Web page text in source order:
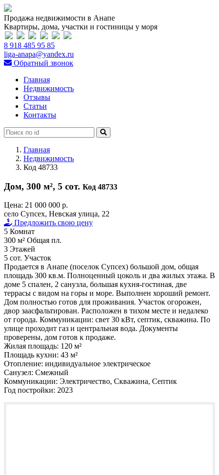
Продажа недвижимости в Анапе
Квартиры, дома, участки и гостиницы у моря
8 918 485 95 85
liga-anapa@yandex.ru
Обратный звонок
Главная
Недвижимость
Отзывы
Статьи
Контакты
Главная
Недвижимость
Код 48733
Дом, 300 м², 5 сот. Код 48733
Цена: 21 000 000 р.
село Супсех, Невская улица, 22
Предложить свою цену
5 Комнат
300 м² Общая пл.
3 Этажей
5 сот. Участок
Продается в Анапе (поселок Супсех) большой дом, общая
площадь 300 кв.м. Полноценный цоколь и два жилых этажа. В
доме 5 спален, 2 санузла, большая кухня-гостиная, две
террасы с видом на горы и море. Выполнен хороший ремонт.
Дом полностью готов для проживания. Участок огорожен,
двор заасфальтирован. Расположен в тихом месте и недалеко
от города. Коммуникации: свет 30 кВт, септик, скважина. По
улице проходит газ и центральная вода. Документы
проверены, дом готов к продаже.
Жилая площадь: 120 м²
Площадь кухни: 43 м²
Отопление: индивидуальное электрическое
Санузел: Смежный
Коммуникации: Электричество, Скважина, Септик
Год постройки: 2023